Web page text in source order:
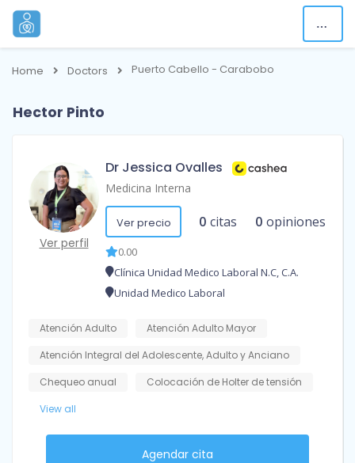
Home Doctors Puerto Cabello - Carabobo
Hector Pinto
Ver perfil
Dr Jessica Ovalles
Medicina Interna
Ver precio 0 citas 0 opiniones
0.00
Clínica Unidad Medico Laboral N.C, C.A.
Unidad Medico Laboral
Atención Adulto
Atención Adulto Mayor
Atención Integral del Adolescente, Adulto y Anciano
Chequeo anual
Colocación de Holter de tensión
View all
Agendar cita